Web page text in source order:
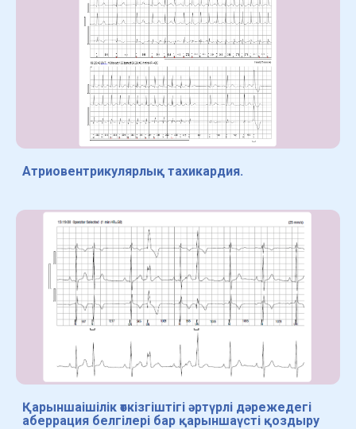
Атриовентрикулярлық тахикардия.
Қарыншаішілік өткізгіштігі әртүрлі дәрежедегі
аберрация белгілері бар қарыншаүсті қоздыру